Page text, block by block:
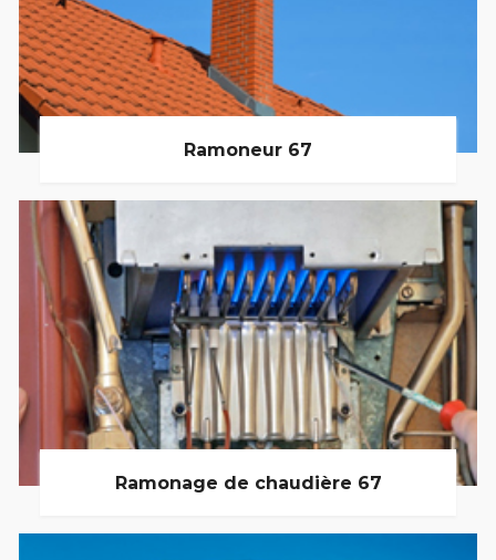
Ramoneur 67
Ramonage de chaudière 67